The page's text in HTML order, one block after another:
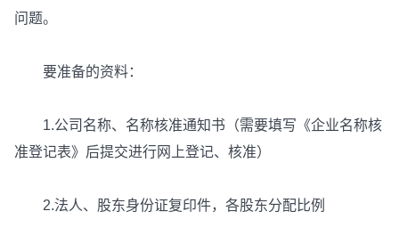
问题。
要准备的资料：
1.公司名称、名称核准通知书（需要填写《企业名称核
准登记表》后提交进行网上登记、核准）
2.法人、股东身份证复印件，各股东分配比例